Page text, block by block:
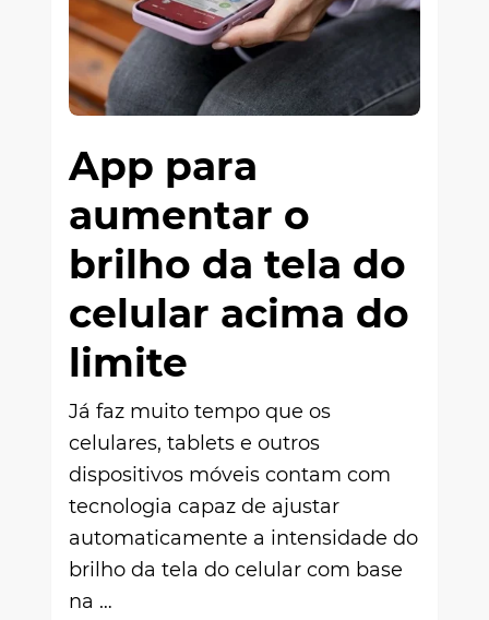
App para
aumentar o
brilho da tela do
celular acima do
limite
Já faz muito tempo que os
celulares, tablets e outros
dispositivos móveis contam com
tecnologia capaz de ajustar
automaticamente a intensidade do
brilho da tela do celular com base
na …